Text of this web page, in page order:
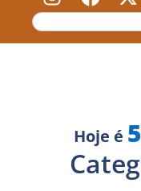
Hoje é 5